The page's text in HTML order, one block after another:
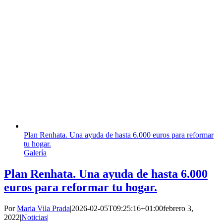
Plan Renhata. Una ayuda de hasta 6.000 euros para reformar
tu hogar.
Galería
Plan Renhata. Una ayuda de hasta 6.000
euros para reformar tu hogar.
PorMaria Vila Prada|2026-02-05T09:25:16+01:00febrero 3,
2022|Noticias|